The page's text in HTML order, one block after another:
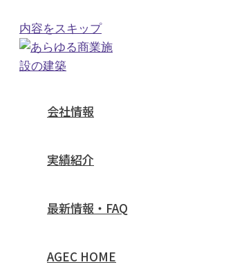
内容をスキップ
会社情報
実績紹介
最新情報・FAQ
AGEC HOME